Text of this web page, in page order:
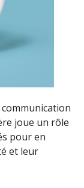
joue un rôle
pour en
et leur